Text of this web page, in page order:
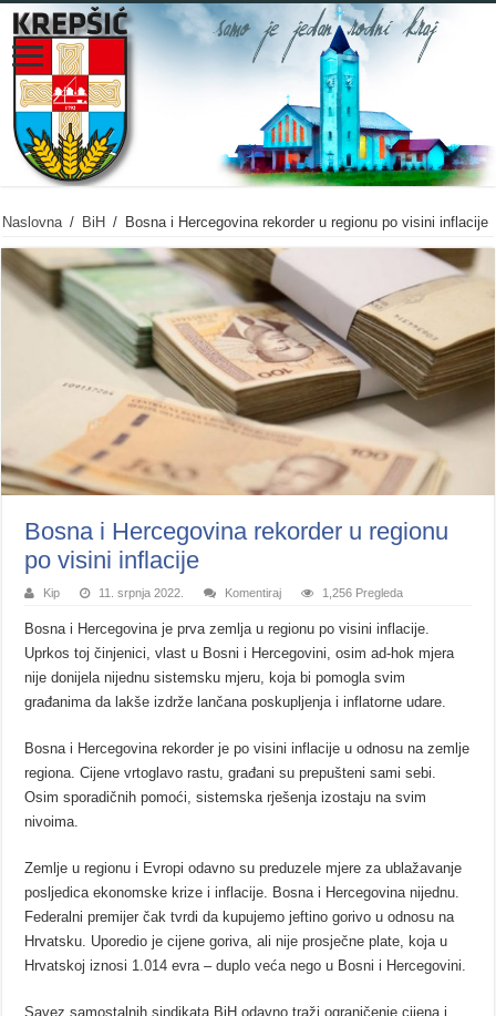
Naslovna / BiH / Bosna i Hercegovina rekorder u regionu po visini inflacije
Bosna i Hercegovina rekorder u regionu
po visini inflacije
Kip 11. srpnja 2022. Komentiraj 1,256 Pregleda
Bosna i Hercegovina je prva zemlja u regionu po visini inflacije.
Uprkos toj činjenici, vlast u Bosni i Hercegovini, osim ad-hok mjera
nije donijela nijednu sistemsku mjeru, koja bi pomogla svim
građanima da lakše izdrže lančana poskupljenja i inflatorne udare.
Bosna i Hercegovina rekorder je po visini inflacije u odnosu na zemlje
regiona. Cijene vrtoglavo rastu, građani su prepušteni sami sebi.
Osim sporadičnih pomoći, sistemska rješenja izostaju na svim
nivoima.
Zemlje u regionu i Evropi odavno su preduzele mjere za ublažavanje
posljedica ekonomske krize i inflacije. Bosna i Hercegovina nijednu.
Federalni premijer čak tvrdi da kupujemo jeftino gorivo u odnosu na
Hrvatsku. Uporedio je cijene goriva, ali nije prosječne plate, koja u
Hrvatskoj iznosi 1.014 evra – duplo veća nego u Bosni i Hercegovini.
Savez samostalnih sindikata BiH odavno traži ograničenje cijena i